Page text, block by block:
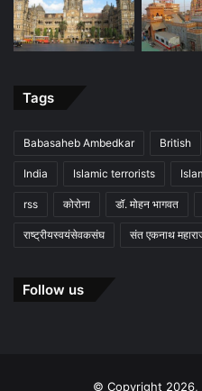
Tags
Babasaheb Ambedkar British
India Islamic terrorists
rss कोरोना डॉ. मोहन भागवत
राष्ट्रीयस्वयंसेवकसंघ संत एकनाथ
Follow us
© Copyright 2026,